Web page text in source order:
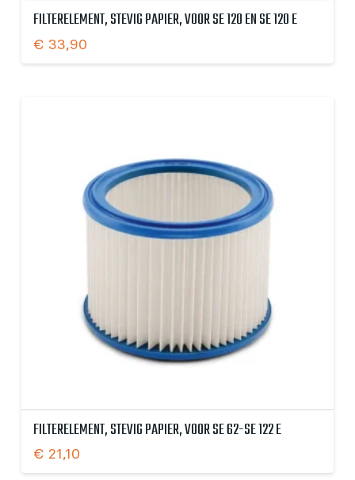
FILTERELEMENT, STEVIG PAPIER, VOOR SE 120 EN SE 120 E
€ 33,90
FILTERELEMENT, STEVIG PAPIER, VOOR SE 62-SE 122 E
€ 21,10